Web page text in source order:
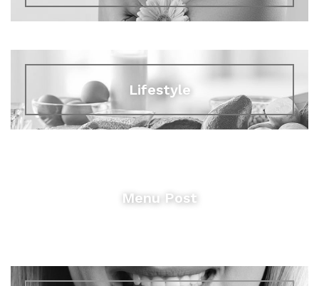
Lifestyle
Menu Post